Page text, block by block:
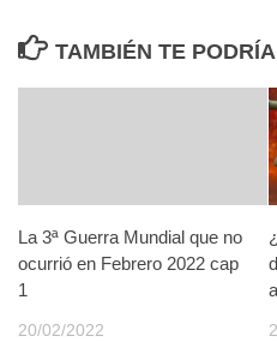
TAMBIÉN TE
La 3ª Guerra Mundial que no
ocurrió en Febrero 2022 cap
1
20/02/2022